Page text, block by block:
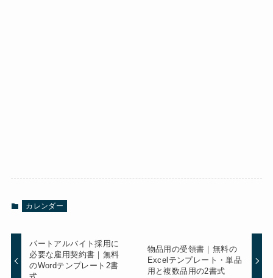
カレンダー
パートアルバイト採用に
必要な雇用契約書｜無料
のWordテンプレート2書
物品用の受領書｜無料の
Excelテンプレート・単品
用と複数品用の2書式